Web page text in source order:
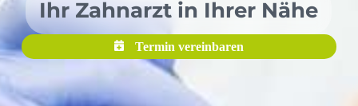
Ihr Zahnarzt in Ihrer Nähe
Termin vereinbaren